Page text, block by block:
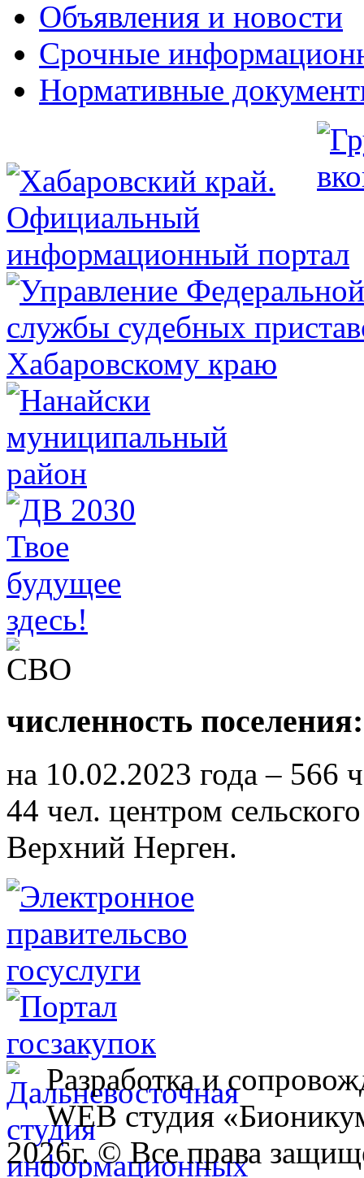
Объявления и новости
Срочные
Нормативные
численность поселения:
на 10.02.2023 года – 566
44 чел. центром
Верхний Нерген.
Разработка и
WEB студия
2026г. © Все права